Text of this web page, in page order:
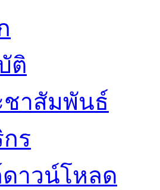
ติ
ชาสัมพันธ์
ร
าวน์โหลด